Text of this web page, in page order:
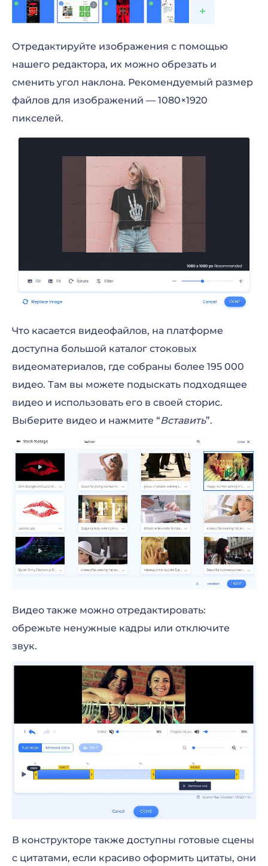
Отредактируйте изображения с помощью
нашего редактора, их можно обрезать и
сменить угол наклона. Рекомендуемый размер
файлов для изображений — 1080×1920
пикселей.
Что касается видеофайлов, на платформе
доступна большой каталог стоковых
видеоматериалов, где собраны более 195 000
видео. Там вы можете подыскать подходящее
видео и использовать его в своей сторис.
Выберите видео и нажмите “Вставить”.
Видео также можно отредактировать:
обрежьте ненужные кадры или отключите
звук.
В конструкторе также доступны готовые сцены
с цитатами, если красиво оформить цитаты, они